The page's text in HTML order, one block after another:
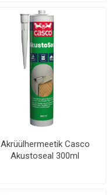
Akrüülhermeetik Casco
Akustoseal 300ml